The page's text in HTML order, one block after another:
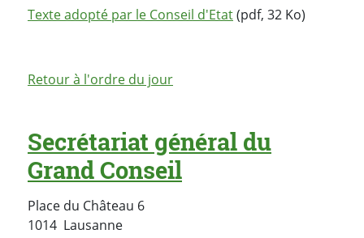
Texte adopté par le Conseil d'Etat(pdf, 32 Ko)
Retour à l'ordre du jour
Secrétariat général du
Grand Conseil
Place du Château 6
1014 LausanneSuisse